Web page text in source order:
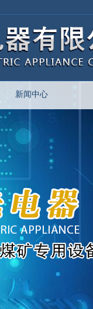
新闻中心